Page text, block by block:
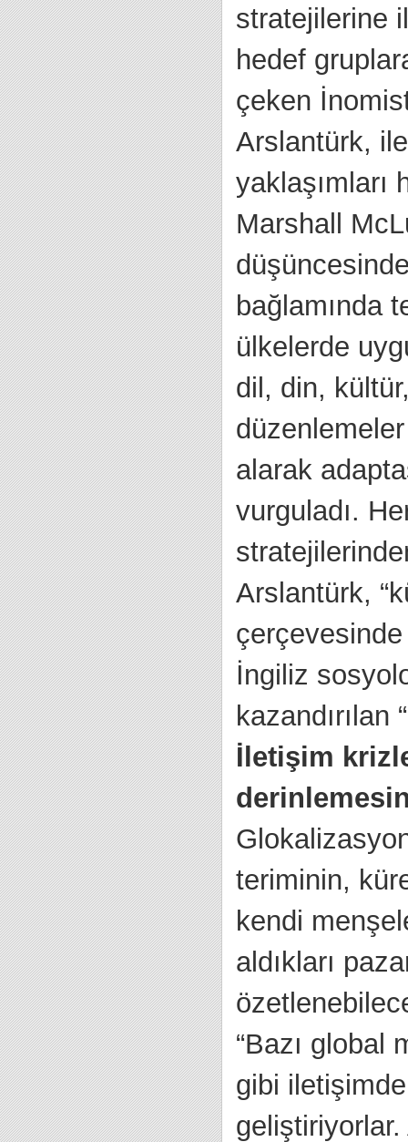
stratejilerine
hedef
çeken
Arslantürk,
yaklaşımları
Marshall
bağlamında
ülkelerde
dil, din,
alarak
vurguladı.
Arslantürk,
çerçevesinde
İngiliz
İletişim
teriminin,
kendi
aldıkları
“Bazı global
gibi